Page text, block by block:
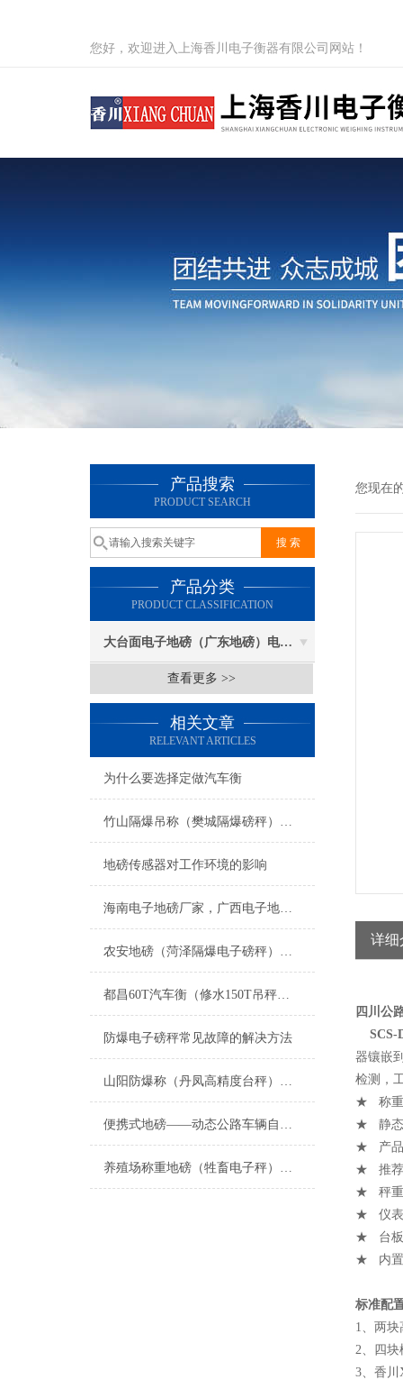
您好，欢迎进入上海香川电子衡器有限公司网站！
产品搜索
PRODUCT SEARCH
产品分类
PRODUCT CLASSIFICATION
大台面电子地磅（广东地磅）电子汽车衡
查看更多 >>
相关文章
RELEVANT ARTICLES
为什么要选择定做汽车衡
竹山隔爆吊称（樊城隔爆磅秤）猇亭隔爆秤维修
地磅传感器对工作环境的影响
海南电子地磅厂家，广西电子地磅厂家；四川电子地磅厂家；湖北电子地磅厂家；重庆电子地磅厂家
农安地磅（菏泽隔爆电子磅秤）高唐防爆钢瓶称）茌平200吨汽车衡维修
都昌60T汽车衡（修水150T吊秤（宣桥汽车磅秤）柴桑100吨地磅维修
防爆电子磅秤常见故障的解决方法
山阳防爆称（丹凤高精度台秤）西夏防腐蚀地磅）隆德隔爆衡器维修
便携式地磅——动态公路车辆自动衡器
养殖场称重地磅（牲畜电子秤）的选择要点
您现在
详细
四川公
SCS-
器镶嵌
检测，
★ 称重
★ 静态
★ 产品
★ 推荐
★ 秤重
★ 仪表
★ 台板
★ 内置
标准配
1、两
2、四块
3、香川